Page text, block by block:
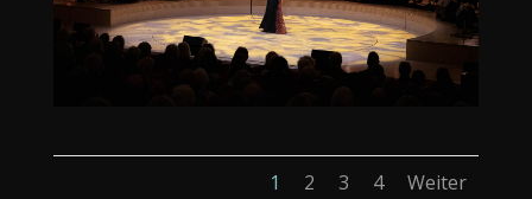
1 2 3 4 Weiter